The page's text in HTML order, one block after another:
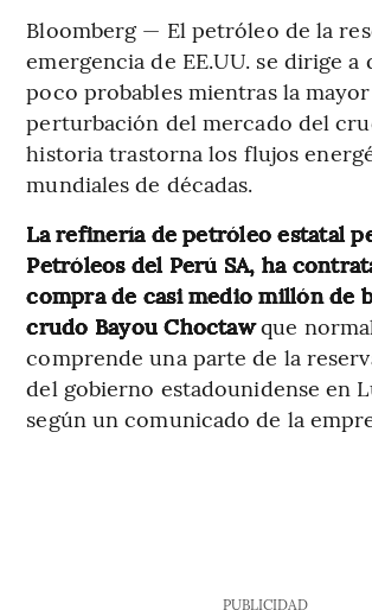
Bloomberg — El petróleo de la
emergencia de EE.UU. se dirige a
poco probables mientras la mayor
perturbación del mercado del
historia trastorna los flujos
mundiales de décadas.
La refinería de petróleo estatal
Petróleos del Perú SA, ha
compra de casi medio millón de
crudo Bayou Choctawque
comprende una parte de la
del gobierno estadounidense en
según un comunicado de la
PUBLICIDAD